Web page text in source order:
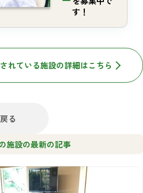
す！
れている施設の詳細はこちら
る
施設の最新の記事